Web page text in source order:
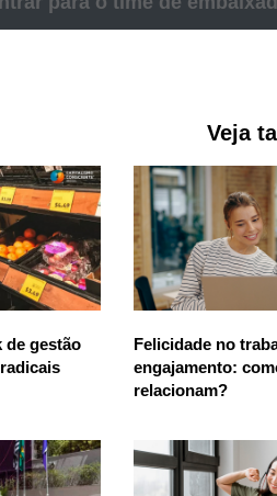
Veja
de gestão
Felicidade no
engajamento:
relacionam?